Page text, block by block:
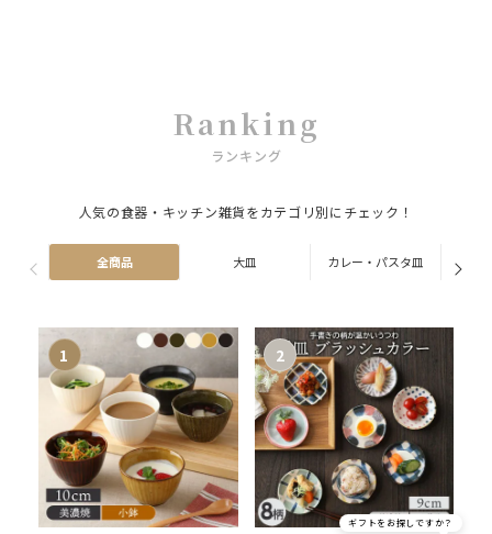
Ranking
ランキング
人気の食器・キッチン雑貨をカテゴリ別にチェック！
全商品 大皿 カレー・パスタ皿
ギフトをお探しですか？